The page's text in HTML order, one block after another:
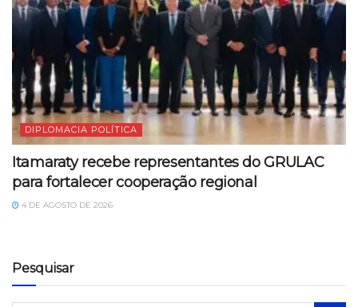
DIPLOMACIA POLÍTICA
Itamaraty recebe representantes do GRULAC
para fortalecer cooperação regional
4 DE AGOSTO DE 2026
Pesquisar